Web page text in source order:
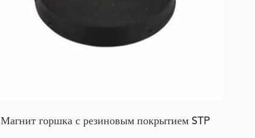
Магнит горшка с резиновым покрытием STP